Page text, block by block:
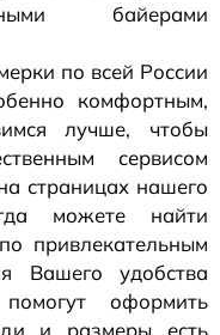
байерами
по всей России
комфортным,
лучше, чтобы
сервисом
страницах нашего
можете найти
привлекательным
Вашего удобства
оформить
и размеры есть